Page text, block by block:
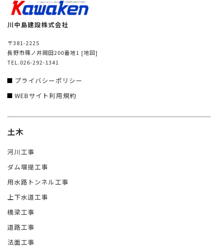
川中島建設株式会社
〒381-2225
長野市篠ノ井岡田200番地1 [地図]
TEL.026-292-1341
プライバシーポリシー
WEBサイト利用規約
土木
河川工事
ダム堰提工事
用水路トンネル工事
上下水道工事
橋梁工事
道路工事
法面工事